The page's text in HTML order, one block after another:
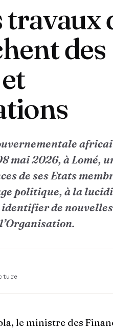
travaux
des
mai 2026, à Lomé,
de ses Etats
politique, à la
de
le ministre des